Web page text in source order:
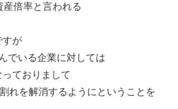
倍率と言われる
すが
でいる企業に対しては
ておりまして
れを解消するようにということを